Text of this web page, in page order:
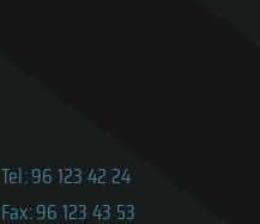
Tel: 96 123 42 24
Fax: 96 123 43 53